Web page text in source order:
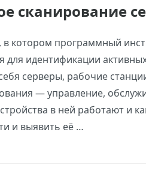
сканирование
в котором программный
для идентификации
серверы, рабочие
— управление,
в ней работают и
и выявить её …